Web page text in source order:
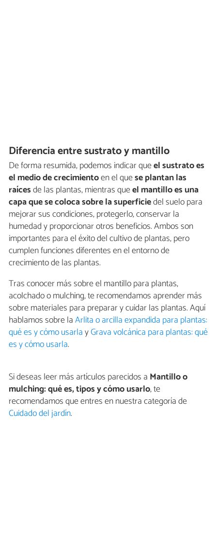
Diferencia entre sustrato y mantillo
De forma resumida, podemos indicar queel sustrato es
el medio de crecimientoen el quese plantan las
raícesde las plantas, mientras queel mantillo es una
capa que se coloca sobre la superficiedel suelo para
mejorar sus condiciones, protegerlo, conservar la
humedad y proporcionar otros beneficios. Ambos son
importantes para el éxito del cultivo de plantas, pero
cumplen funciones diferentes en el entorno de
crecimiento de las plantas.
Tras conocer más sobre el mantillo para plantas,
acolchado o mulching, te recomendamos aprender más
sobre materiales para preparar y cuidar las plantas. Aquí
hablamos sobre laArlita o arcilla expandida para plantas:
qué es y cómo usarlayGrava volcánica para plantas: qué
es y cómo usarla.
Si deseas leer más artículos parecidos a Mantillo o
mulching: qué es, tipos y cómo usarlo, te
recomendamos que entres en nuestra categoría de
Cuidado del jardín.